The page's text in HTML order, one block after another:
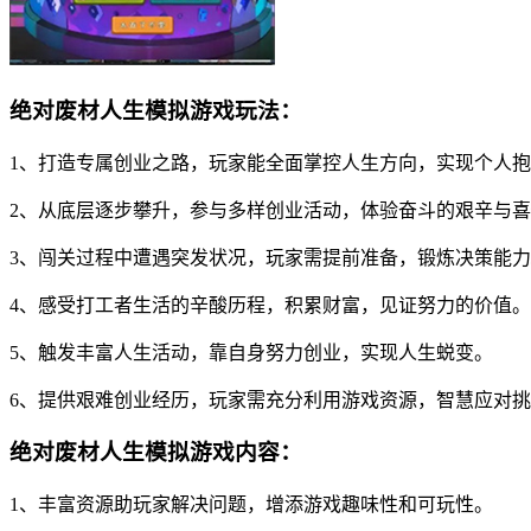
绝对废材人生模拟游戏玩法：
1、打造专属创业之路，玩家能全面掌控人生方向，实现个人抱
2、从底层逐步攀升，参与多样创业活动，体验奋斗的艰辛与喜
3、闯关过程中遭遇突发状况，玩家需提前准备，锻炼决策能力
4、感受打工者生活的辛酸历程，积累财富，见证努力的价值。
5、触发丰富人生活动，靠自身努力创业，实现人生蜕变。
6、提供艰难创业经历，玩家需充分利用游戏资源，智慧应对挑
绝对废材人生模拟游戏内容：
1、丰富资源助玩家解决问题，增添游戏趣味性和可玩性。